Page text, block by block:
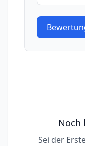
Noch
Sei der